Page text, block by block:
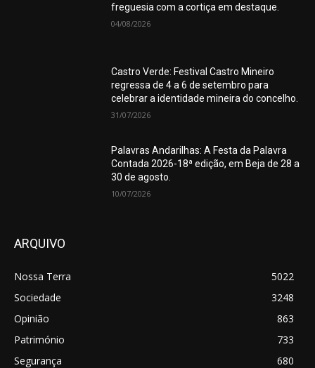
freguesia com a cortiça em destaque.
04/08/2026
Castro Verde: Festival Castro Mineiro
regressa de 4 a 6 de setembro para
celebrar a identidade mineira do concelho.
31/07/2026
Palavras Andarilhas: A Festa da Palavra
Contada 2026-18ª edição, em Beja de 28 a
30 de agosto.
10/07/2026
ARQUIVO
Nossa Terra
5022
Sociedade
3248
Opinião
863
Património
733
Segurança
680